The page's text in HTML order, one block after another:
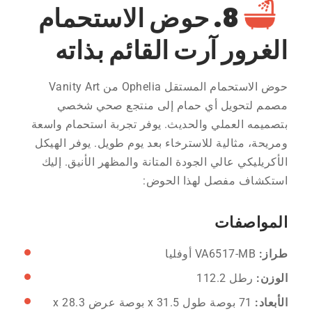
8. حوض الاستحمام
الغرور آرت القائم بذاته
حوض الاستحمام المستقل Ophelia من Vanity Art
مصمم لتحويل أي حمام إلى منتجع صحي شخصي
بتصميمه العملي والحديث. يوفر تجربة استحمام واسعة
ومريحة، مثالية للاسترخاء بعد يوم طويل. يوفر الهيكل
الأكريليكي عالي الجودة المتانة والمظهر الأنيق. إليك
استكشاف مفصل لهذا الحوض:
المواصفات
طراز:
الوزن: رطل 112.2
الأبعاد:
71 بوصة طول x 31.5 بوصة عرض x 28.3